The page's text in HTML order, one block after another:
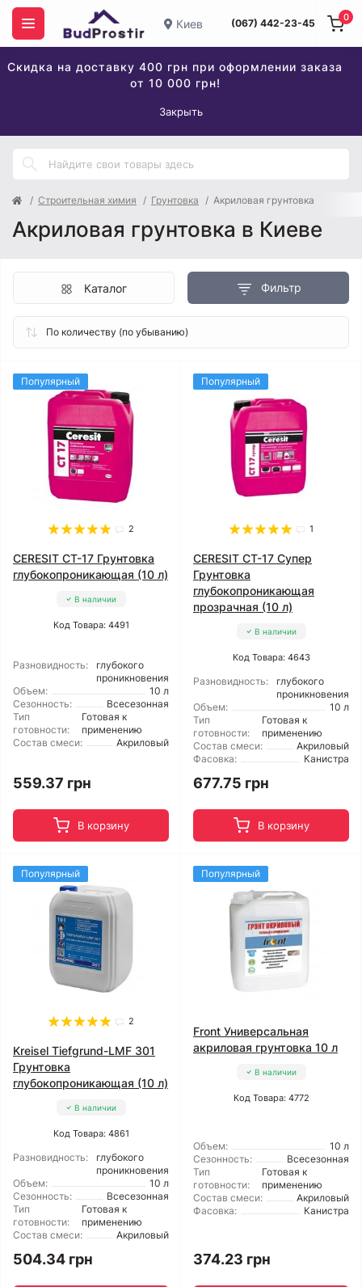
Киев (067) 442-23-45
Скидка на доставку 400 грн при оформлении заказа
от 10 000 грн!
Закрыть
0
Строительная химия Грунтовка Акриловая грунтовка
Акриловая грунтовка в Киеве
Фильтр
Каталог
Популярный
2
CERESIT CT-17 Грунтовка
глубокопроникающая (10 л)
В наличии
Код Товара: 4491
Разновидность:
глубокого
проникновения
Объем:
10 л
Сезонность:
Всесезонная
Тип
готовности:
Готовая к
применению
Состав смеси:
Акриловый
559.37 грн
В корзину
Популярный
1
CERESIT CT-17 Супер
Грунтовка
глубокопроникающая
прозрачная (10 л)
В наличии
Код Товара: 4643
Разновидность:
глубокого
проникновения
Объем:
10 л
Тип
готовности:
Готовая к
применению
Состав смеси:
Акриловый
Фасовка:
Канистра
677.75 грн
В корзину
Популярный
2
Kreisel Tiefgrund-LMF 301
Грунтовка
глубокопроникающая (10 л)
В наличии
Код Товара: 4861
Разновидность:
глубокого
проникновения
Объем:
10 л
Сезонность:
Всесезонная
Тип
готовности:
Готовая к
применению
Состав смеси:
Акриловый
504.34 грн
Популярный
Front Универсальная
акриловая грунтовка 10 л
В наличии
Код Товара: 4772
Объем:
10 л
Сезонность:
Всесезонная
Тип
готовности:
Готовая к
применению
Состав смеси:
Акриловый
Фасовка:
Канистра
374.23 грн